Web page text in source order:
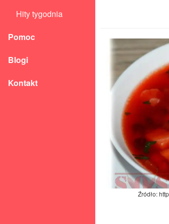
Hity tygodnia
Pomoc
Blogi
Kontakt
Źródło: